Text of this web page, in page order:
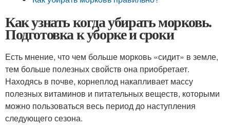
Как узнать когда убирать морковь.
Подготовка к уборке и сроки
Есть мнение, что чем больше морковь «сидит» в земле,
тем больше полезных свойств она приобретает.
Находясь в почве, корнеплод накапливает массу
полезных витаминов и питательных веществ, которыми
можно пользоваться весь период до наступления
следующего сезона.